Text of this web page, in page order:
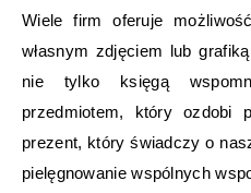
Wiele firm oferuje
własnym zdjęciem lub
nie tylko księgą
przedmiotem, który ozdobi
prezent, który świadczy o
pielęgnowanie wspólnych